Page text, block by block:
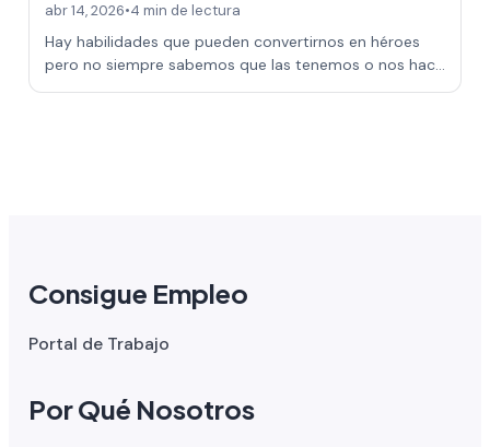
abr 14, 2026•4 min de lectura
Hay habilidades que pueden convertirnos en héroes
pero no siempre sabemos que las tenemos o nos hace
falta un empujón para empezar a aprovec…
Consigue Empleo
Portal de Trabajo
Por Qué Nosotros